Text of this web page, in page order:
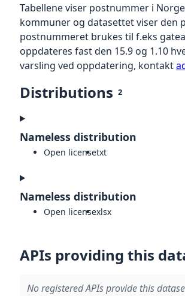
Tabellene viser postnummer i
kommuner og datasettet viser den
postnummeret brukes til f.eks
oppdateres fast den 15.9 og 1.10
varsling ved oppdatering, kontakt
Distributions 2
Nameless distribution
Open licensetxt
Nameless distribution
Open licensexlsx
APIs providing this
No registered APIs provide this